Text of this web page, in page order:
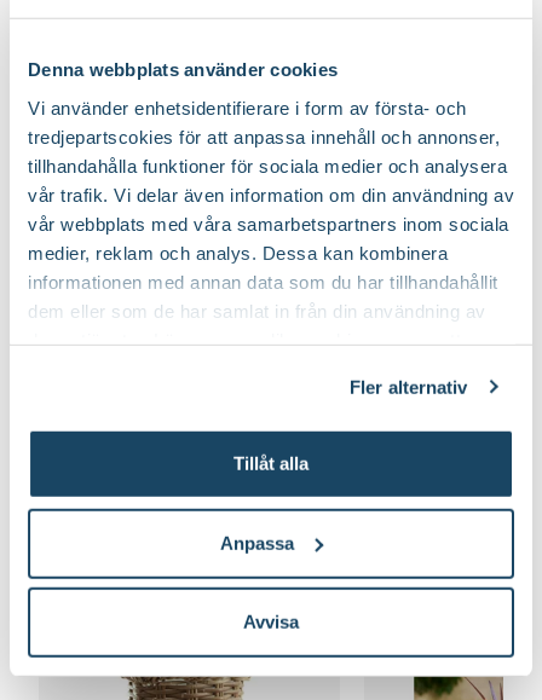
Denna webbplats använder cookies
Vi använder enhetsidentifierare i form av första- och
tredjepartscokies för att anpassa innehåll och annonser,
tillhandahålla funktioner för sociala medier och analysera
vår trafik. Vi delar även information om din användning av
vår webbplats med våra samarbetspartners inom sociala
medier, reklam och analys. Dessa kan kombinera
informationen med annan data som du har tillhandahållit
dem eller som de har samlat in från din användning av
Fler alternativ
Tillåt alla
Anpassa
Avvisa
Kalatea - de undersköna bladen
Du som tycker om bladväxter, har säkert redan upptäckt
kalateor. Deras blad har skulptural form, underbart mönster
Krukor till dina nya växter